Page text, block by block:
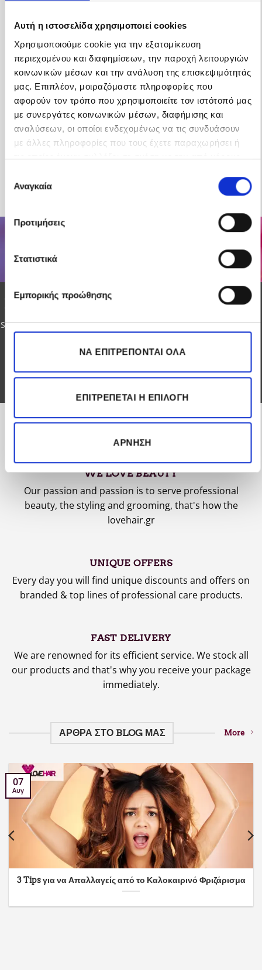
Αυτή η ιστοσελίδα χρησιμοποιεί cookies
Χρησιμοποιούμε cookie για την εξατομίκευση
περιεχομένου και διαφημίσεων, την παροχή λειτουργιών
κοινωνικών μέσων και την ανάλυση της επισκεψιμότητάς
μας. Επιπλέον, μοιραζόμαστε πληροφορίες που
αφορούν τον τρόπο που χρησιμοποιείτε τον ιστότοπό μας
με συνεργάτες κοινωνικών μέσων, διαφήμισης και
αναλύσεων, οι οποίοι ενδεχομένως να τις συνδυάσουν
με άλλες πληροφορίες που τους έχετε παραχωρήσει ή
τις οποίες έχουν συλλέξει σε σχέση με την από μέρους
συγκατάθεσης
Αναγκαία
Προτιμήσεις
Στατιστικά
Εμπορικής προώθησης
ΝΑ ΕΠΙΤΡΈΠΟΝΤΑΙ ΌΛΑ
ΕΠΙΤΡΈΠΕΤΑΙ Η ΕΠΙΛΟΓΉ
ΆΡΝΗΣΗ
L’Oreal Professionel Serie Expert Keratin Alpha Sleek
500ml
€44.80 Original
was:
€33.60The
price
FOR PROFESSIONALS
Search for branded hair dyes in unique
WE LOVE BEAUTY
Our passion and passion is to serve professional
beauty, the styling and grooming, that's how the
lovehair.gr
UNIQUE OFFERS
Every day you will find unique discounts and offers on
branded & top lines of professional care products.
FAST DELIVERY
We are renowned for its efficient service. We stock all
our products and that's why you receive your package
immediately.
ΑΡΘΡΑ ΣΤΟ BLOG ΜΑΣ More
3 Tips για να Απαλλαγείς από το Καλοκαιρινό Φριζάρισμα
07
Αυγ